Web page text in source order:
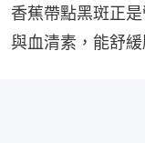
香蕉帶點黑斑正
與血清素，能舒